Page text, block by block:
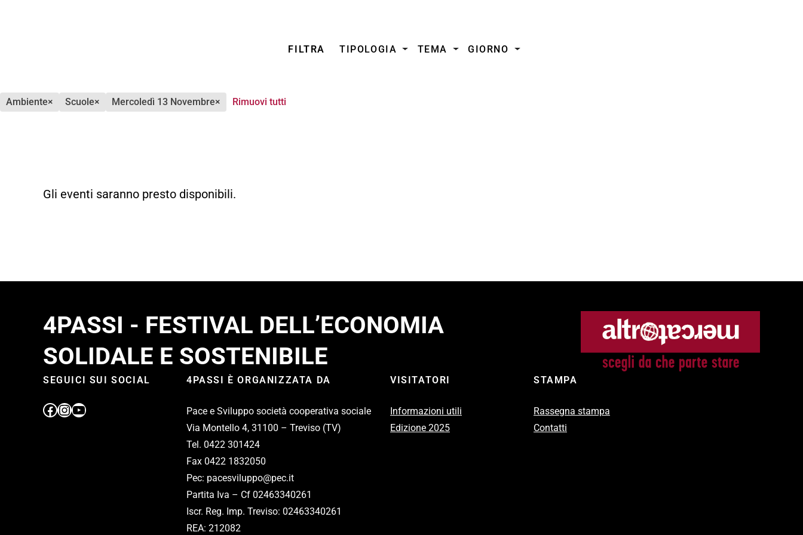
FILTRA TIPOLOGIA TEMA GIORNO
ambiente× scuole× mercoledì 13 Novembre× Rimuovi tutti
Gli eventi saranno presto disponibili.
4PASSI - FESTIVAL DELL’ECONOMIA
SOLIDALE E SOSTENIBILE
SEGUICI SUI SOCIAL 4PASSI È ORGANIZZATA DA
Pace e Sviluppo società cooperativa sociale
Via Montello 4, 31100 – Treviso (TV)
Tel. 0422 301424
Fax 0422 1832050
Pec: pacesviluppo@pec.it
Partita Iva – Cf 02463340261
Iscr. Reg. Imp. Treviso: 02463340261
REA: 212082
VISITATORI
Informazioni utili
Edizione 2025
STAMPA
Rassegna stampa
Contatti